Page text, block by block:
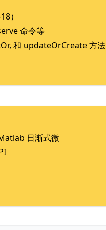
）
命令等
和 updateOrCreate 方法
日渐式微